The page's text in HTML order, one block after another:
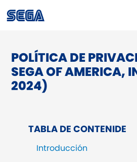
Política de privacidad
Política de cookies
Sus derechos
Corporate Governance
POLÍTICA DE
SEGA OF AMERICA,
2024)
TABLA DE CONTENIDE
Introducción